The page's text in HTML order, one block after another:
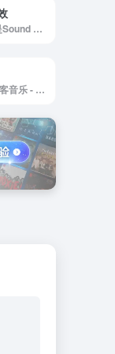
Soundsnap音效是Sound Effects Soundsnap S...
极客音乐官网，极客音乐 - 科技达人必备综合资讯指南和神秘宝箱